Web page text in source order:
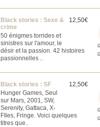
12,50€
Black stories : Sexe &
crime
50 énigmes torrides et
sinistres sur l'amour, le
désir et la passion. 42 histoires
passionnelles ..
12,50€
Black stories : SF
Hunger Games, Seul
sur Mars, 2001, SW,
Serenity, Gattaca, X-
FIles, Fringe. Voici quelques
titres que..